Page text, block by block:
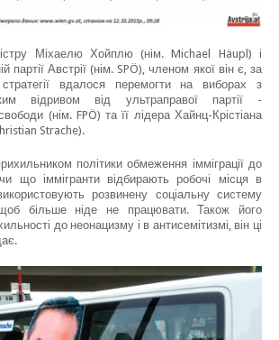
Міхаелю Хойплю (нім. Michael Häupl) і
партії Австрії (нім. SPÖ), членом якої він є, за
вдалося перемогти на виборах з
відривом від ультраправої партії -
(нім. FPÖ) та її лідера Хайнц-Крістіана
Strache).
політики обмеження імміграції до
що іммігранти відбирають робочі місця в
розвинену соціальну систему
більше ніде не працювати. Також його
до неонацизму і в антисемітизмі, він ці